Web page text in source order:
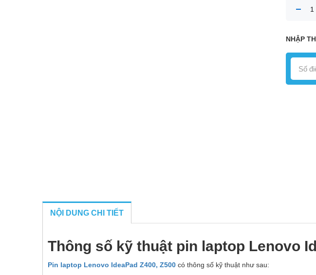
NHẬP
NỘI DUNG CHI TIẾT
Thông số kỹ thuật pin laptop Lenovo
Pin laptop Lenovo IdeaPad Z400, Z500 có thông số kỹ thuật như sau: